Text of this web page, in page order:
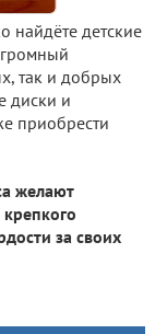
найдёте детские
так и добрых
диски и
приобрести
желают
за своих